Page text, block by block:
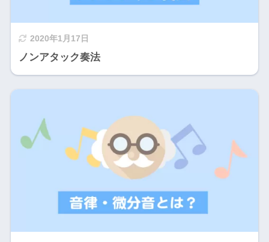
2020年1月17日
ノンアタック奏法